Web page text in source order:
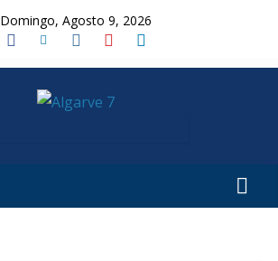
Domingo, Agosto 9, 2026